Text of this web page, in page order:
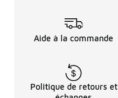
Aide à la commande
Politique de retours et